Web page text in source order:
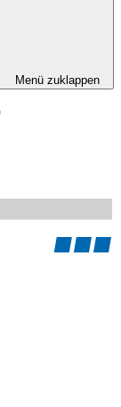
Menü zuklappen